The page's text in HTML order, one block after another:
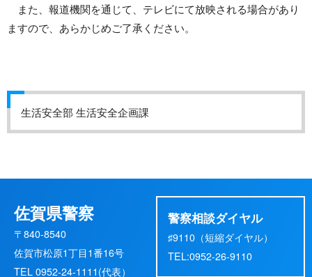
また、報道機関を通じて、テレビにて放映される場合があり
ますので、あらかじめご了承ください。
生活安全部 生活安全企画課
佐賀県警察
〒840-8540
佐賀市松原1丁目1番16号
TEL 0952-24-1111(代表）
警察相談ダイヤル
♯9110（短縮ダイヤル）
TEL:0952-26-9110